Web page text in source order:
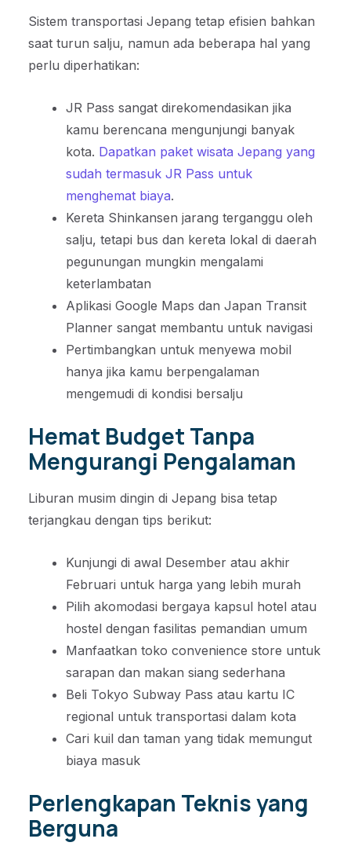
Sistem transportasi Jepang tetap efisien bahkan
saat turun salju, namun ada beberapa hal yang
perlu diperhatikan:
JR Pass sangat direkomendasikan jika
kamu berencana mengunjungi banyak
kota. Dapatkan paket wisata Jepang yang
sudah termasuk JR Pass untuk
menghemat biaya.
Kereta Shinkansen jarang terganggu oleh
salju, tetapi bus dan kereta lokal di daerah
pegunungan mungkin mengalami
keterlambatan
Aplikasi Google Maps dan Japan Transit
Planner sangat membantu untuk navigasi
Pertimbangkan untuk menyewa mobil
hanya jika kamu berpengalaman
mengemudi di kondisi bersalju
Hemat Budget Tanpa
Mengurangi Pengalaman
Liburan musim dingin di Jepang bisa tetap
terjangkau dengan tips berikut:
Kunjungi di awal Desember atau akhir
Februari untuk harga yang lebih murah
Pilih akomodasi bergaya kapsul hotel atau
hostel dengan fasilitas pemandian umum
Manfaatkan toko convenience store untuk
sarapan dan makan siang sederhana
Beli Tokyo Subway Pass atau kartu IC
regional untuk transportasi dalam kota
Cari kuil dan taman yang tidak memungut
biaya masuk
Perlengkapan Teknis yang
Berguna